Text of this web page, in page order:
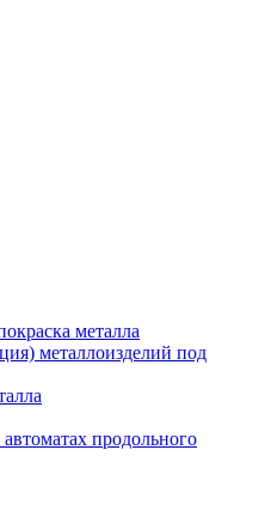
металла
металлоизделий под
продольного